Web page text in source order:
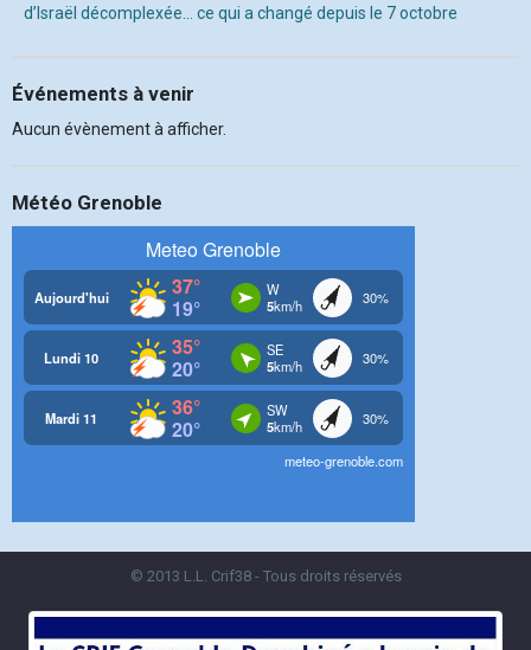
d’Israël décomplexée… ce qui a changé depuis le 7 octobre
Événements à venir
Aucun évènement à afficher.
Météo Grenoble
© 2013 L.L. Crif38 - Tous droits réservés